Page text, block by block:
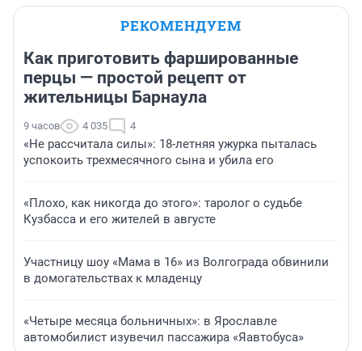
РЕКОМЕНДУЕМ
Как приготовить фаршированные
перцы — простой рецепт от
жительницы Барнаула
9 часов 4 035 4
«Не рассчитала силы»: 18-летняя ужурка пыталась
успокоить трехмесячного сына и убила его
«Плохо, как никогда до этого»: таролог о судьбе
Кузбасса и его жителей в августе
Участницу шоу «Мама в 16» из Волгограда обвинили
в домогательствах к младенцу
«Четыре месяца больничных»: в Ярославле
автомобилист изувечил пассажира «Яавтобуса»